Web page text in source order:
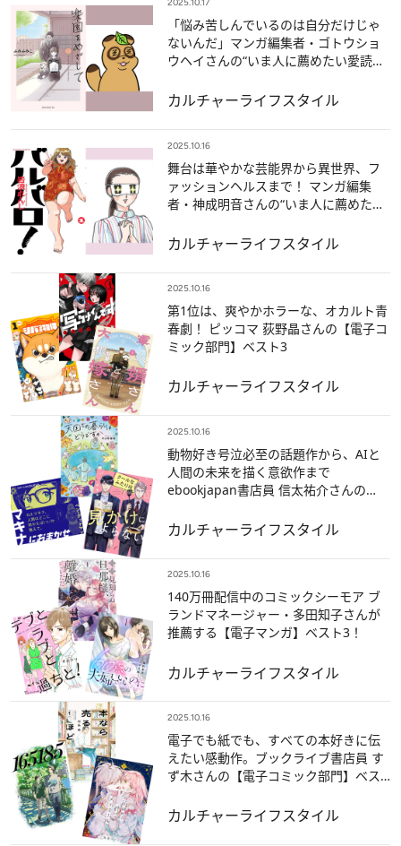
「悩み苦しんでいるのは自分だけじゃ
ないんだ」マンガ編集者・ゴトウショ
ウヘイさんの“いま人に薦めたい愛読マ
カルチャーライフスタイル
2025.10.16
舞台は華やかな芸能界から異世界、フ
ァッションヘルスまで！ マンガ編集
者・神成明音さんの“いま人に薦めたい
カルチャーライフスタイル
2025.10.16
第1位は、爽やかホラーな、オカルト青
春劇！ ピッコマ 荻野晶さんの【電子コ
ミック部門】ベスト3
カルチャーライフスタイル
2025.10.16
動物好き号泣必至の話題作から、AIと
人間の未来を描く意欲作まで
ebookjapan書店員 信太祐介さんの
カルチャーライフスタイル
2025.10.16
140万冊配信中のコミックシーモア ブ
ランドマネージャー・多田知子さんが
推薦する【電子マンガ】ベスト3！
カルチャーライフスタイル
2025.10.16
電子でも紙でも、すべての本好きに伝
えたい感動作。ブックライブ書店員 す
ず木さんの【電子コミック部門】ベス
カルチャーライフスタイル